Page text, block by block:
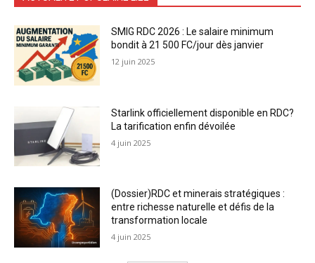
SMIG RDC 2026 : Le salaire minimum
bondit à 21 500 FC/jour dès janvier
12 juin 2025
Starlink officiellement disponible en RDC?
La tarification enfin dévoilée
4 juin 2025
(Dossier)RDC et minerais stratégiques :
entre richesse naturelle et défis de la
transformation locale
4 juin 2025